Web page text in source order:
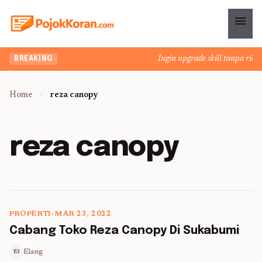
menu
BREAKING Ingin upgrade skill tanpa
Home / reza canopy
reza canopy
5 min read
PROPERTI•MAR 23, 2022
Cabang Toko Reza Canopy Di Sukabumi
El Elang